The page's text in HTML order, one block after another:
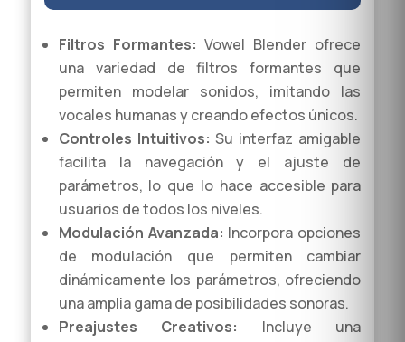
Filtros Formantes: Vowel Blender ofrece
una variedad de filtros formantes que
permiten modelar sonidos, imitando las
vocales humanas y creando efectos únicos.
Controles Intuitivos: Su interfaz amigable
facilita la navegación y el ajuste de
parámetros, lo que lo hace accesible para
usuarios de todos los niveles.
Modulación Avanzada: Incorpora opciones
de modulación que permiten cambiar
dinámicamente los parámetros, ofreciendo
una amplia gama de posibilidades sonoras.
Preajustes Creativos:
Incluye una